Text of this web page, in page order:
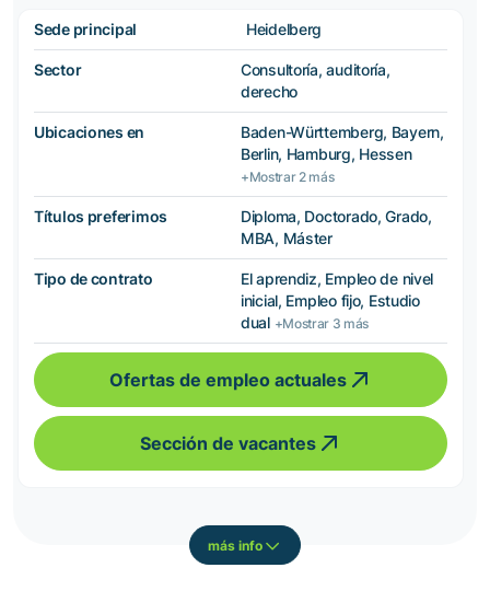
Sede principal Heidelberg
Sector
Consultoría, auditoría,
derecho
Ubicaciones en
Baden-Württemberg, Bayern,
Berlin, Hamburg, Hessen
+Mostrar 2 más
Títulos preferimos
Diploma, Doctorado, Grado,
MBA, Máster
Tipo de contrato
El aprendiz, Empleo de nivel
inicial, Empleo fijo, Estudio
dual +Mostrar 3 más
Ofertas de empleo actuales
Sección de vacantes
más info